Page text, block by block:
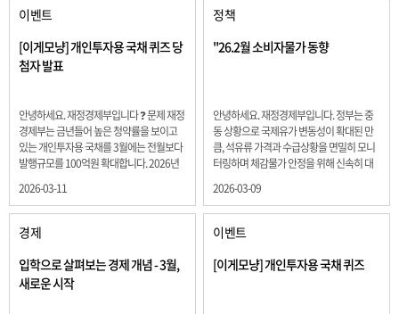
이벤트
[이게모냥] 개인투자용 국채 퀴즈 당
첨자 발표
안녕하세요. 재정경제부입니다 ❓ 문제 재정
경제부는 금년들어 높은 청약률을 보이고
있는 개인투자용 국채를 3월에는 전월보다
발행규모를 100억원 확대합니다. 2026년
5년물 600억원, 10년물 900억원, 20년물
300억원입니다. 그렇다면 3월 개인투자용
국채의 총 발행 예정 금액은 얼마일까요??
보기 ① 1,600억원 ② 1,700억원 ③ 1,800
억원 ④ 2,000억원 정답 : 1,800억원 참여해
주신 모든 분들 감사합니다! 당첨자분들에
게는 지난 이벤트 블로그 게시글에 비밀댓
2026-03-11
정책
"26.2월 소비자물가 동향
안녕하세요. 재정경제부입니다. 정부는 중
동 상황으로 국제유가 변동성이 확대된 만
큼, 석유류 가격과 수급상황을 면밀히 모니
터링하며 체감물가 안정을 위해 신속히 대
료품과 에너지를 제외하고 추세적 흐름을
보여주는 근원물가는 2.3% 상승 향후 지정
학적 요인, 기상여건 등 불확실성이 있는 만
큼, 정부는 체감물가 안정을 위해 총력을 다
할 계획입니다. 특히, 최근 중동 상황으로 국
제유가 변동성이 확대된 만큼, 석유류 가격･
2026-03-09
경제
입학으로 살펴보는 경제 개념 - 3월,
새로운 시작
이벤트
[이게모냥] 개인투자용 국채 퀴즈